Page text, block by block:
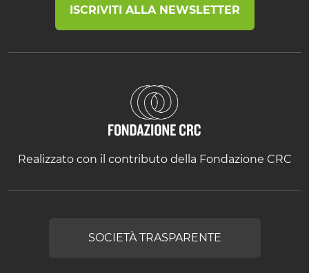
ISCRIVITI ALLA NEWSLETTER
Realizzato con il contributo della Fondazione CRC
SOCIETÀ TRASPARENTE